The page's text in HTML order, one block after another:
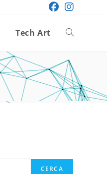
Tech Art Attiva/
la
CERCA